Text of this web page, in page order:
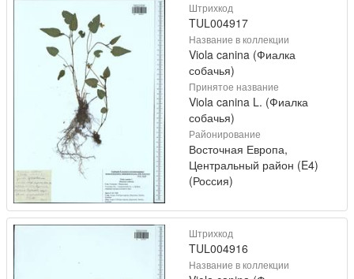
Штрихкод
TUL004917
Название в коллекции
Viola canina (Фиалка
собачья)
Принятое название
Viola canina L. (Фиалка
собачья)
Районирование
Восточная Европа,
Центральный район (E4)
(Россия)
Штрихкод
TUL004916
Название в коллекции